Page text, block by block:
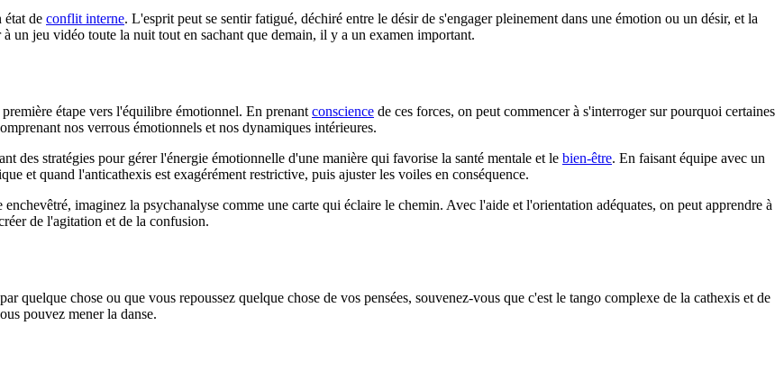
état de conflit interne. L'esprit peut se sentir fatigué, déchiré entre le désir de s'engager pleinement dans une émotion ou un désir, et la
un jeu vidéo toute la nuit tout en sachant que demain, il y a un examen important.
étape vers l'équilibre émotionnel. En prenant conscience de ces forces, on peut commencer à s'interroger sur pourquoi certaines
nos verrous émotionnels et nos dynamiques intérieures.
des stratégies pour gérer l'énergie émotionnelle d'une manière qui favorise la santé mentale et le bien-être. En faisant équipe avec un
et quand l'anticathexis est exagérément restrictive, puis ajuster les voiles en conséquence.
imaginez la psychanalyse comme une carte qui éclaire le chemin. Avec l'aide et l'orientation adéquates, on peut apprendre à
de l'agitation et de la confusion.
quelque chose ou que vous repoussez quelque chose de vos pensées, souvenez-vous que c'est le tango complexe de la cathexis et de
pouvez mener la danse.